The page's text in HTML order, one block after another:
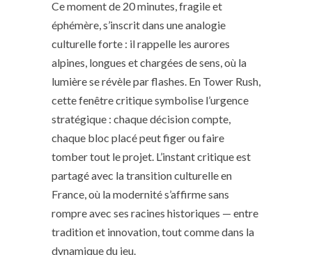
Ce moment de 20 minutes, fragile et
éphémère, s’inscrit dans une analogie
culturelle forte : il rappelle les aurores
alpines, longues et chargées de sens, où la
lumière se révèle par flashes. En Tower Rush,
cette fenêtre critique symbolise l’urgence
stratégique : chaque décision compte,
chaque bloc placé peut figer ou faire
tomber tout le projet. L’instant critique est
partagé avec la transition culturelle en
France, où la modernité s’affirme sans
rompre avec ses racines historiques — entre
tradition et innovation, tout comme dans la
dynamique du jeu.